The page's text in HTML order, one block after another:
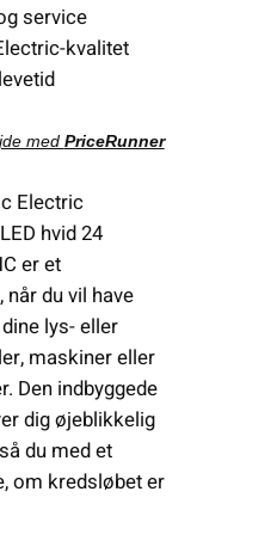
service
kvalitet
med PriceRunner
Electric
hvid 24
er et
du vil have
lys- eller
maskiner eller
Den indbyggede
dig øjeblikkelig
du med et
om kredsløbet er